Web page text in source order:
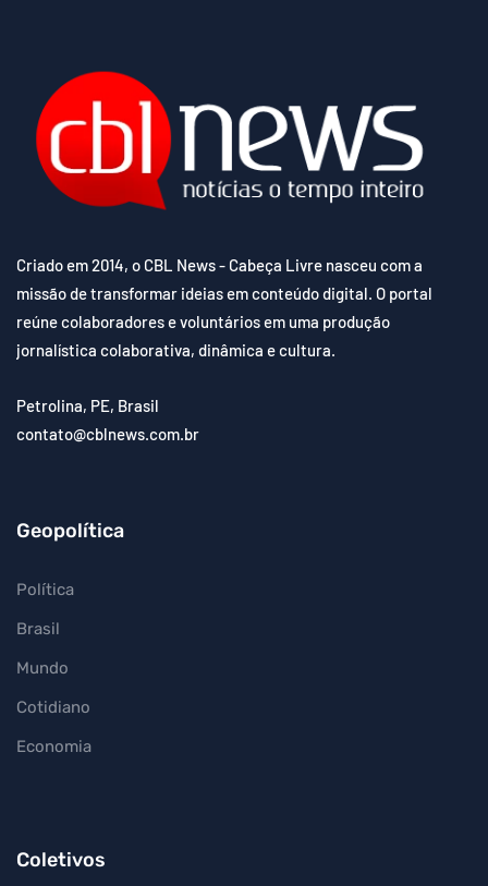
Criado em 2014, o CBL News - Cabeça Livre nasceu com a
missão de transformar ideias em conteúdo digital. O portal
reúne colaboradores e voluntários em uma produção
jornalística colaborativa, dinâmica e cultura.
Petrolina, PE, Brasil
contato@cblnews.com.br
Geopolítica
Política
Brasil
Mundo
Cotidiano
Economia
Coletivos